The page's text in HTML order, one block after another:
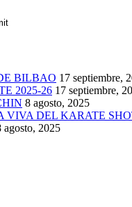
BILBAO 17 septiembre,
2025-26 17 septiembre,
8 agosto, 2025
VIVA DEL KARATE
agosto, 2025